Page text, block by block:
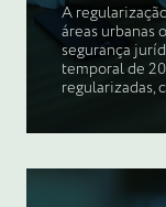
A
áreas urbanas
segurança
temporal de
regularizadas,